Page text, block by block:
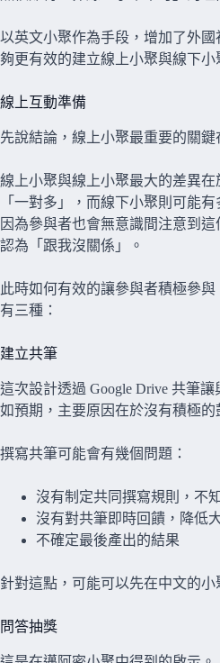
以英文小聚作為手段，增加了外
夠更有效的建立線上小聚與線下小
線上互動準備
先說結論，線上小聚最重要的關鍵
線上小聚與線上小聚最大的差異
「一對多」，而線下小聚則可能
因為參與者也會無意識間注意到
認為「跟我沒關係」。
此時如何有效的讓參與者積極參
有三種：
建立共筆
這次設計透過 Google Drive 共筆
如預期，主要原因在於沒有積極的
撰寫共筆可能會有幾個問題：
沒有制定共同撰寫規則，不
沒有對共筆即時回饋，降低
不確定最後產出的結果
針對這點，可能可以先在中文的
問答抽獎